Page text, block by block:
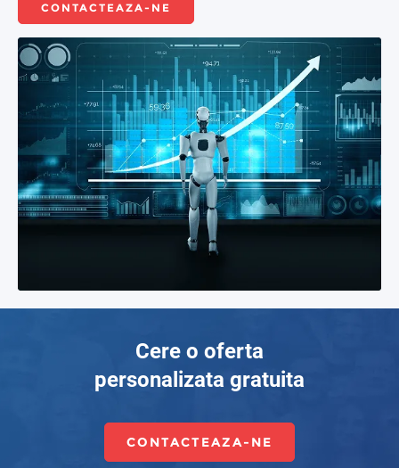
CONTACTEAZA-NE
Cere o oferta
personalizata gratuita
CONTACTEAZA-NE